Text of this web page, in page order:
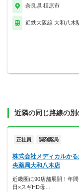
奈良県 橿原市
近鉄大阪線 大和八木
近隣の同じ路線の別
正社員 調剤薬局
株式会社メディカルか
央薬局大和八木店
近畿圏に90店舗展開！年
日×スギHD母…